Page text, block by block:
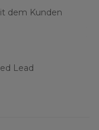
dem Kunden
Lead